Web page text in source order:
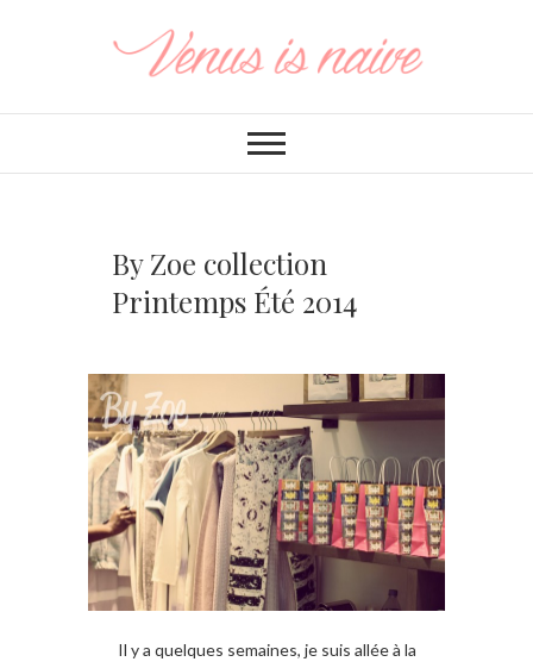
By Zoe collection
Printemps Été 2014
Il y a quelques semaines, je suis allée à la